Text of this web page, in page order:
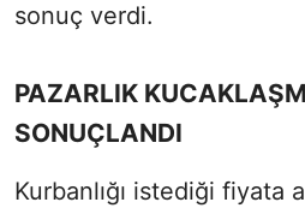
sonuç verdi.
PAZARLIK
SONUÇLANDI
Kurbanlığı istediği fiyata